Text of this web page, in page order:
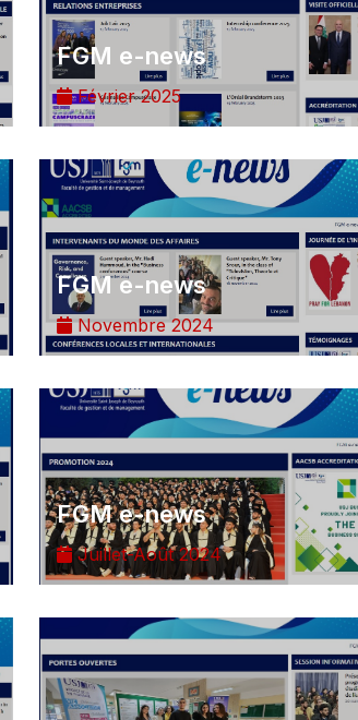
FGM e-news
Février 2025
FGM e-news
Novembre 2024
FGM e-news
Juillet-Août 2024